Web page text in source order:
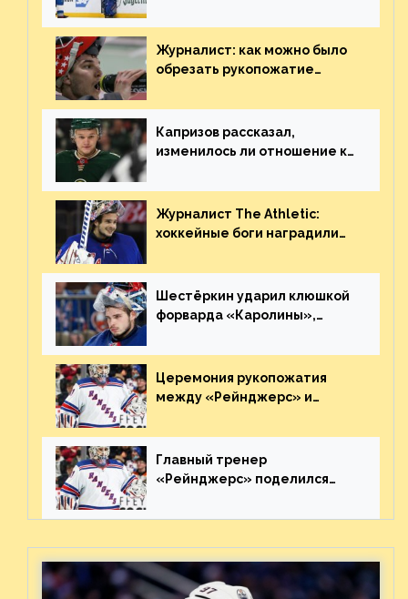
броске бутылкой в Кадри
Журналист: как можно было
обрезать рукопожатие
Плохая работа, ESPN
Капризов рассказал,
изменилось ли отношение к
Украине
Журналист The Athletic:
хоккейные боги наградили
великолепную игру
Шестёркин ударил клюшкой
форварда «Каролины»,
пятаке. Видео
Церемония рукопожатия
между «Рейнджерс» и
матча плей-офф. Видео
Главный тренер
«Рейнджерс» поделился
предстоящего финала